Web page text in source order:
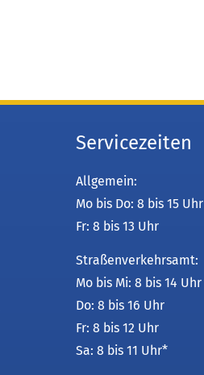
Servicezeiten
Allgemein:
Mo bis Do: 8 bis 15 Uhr
Fr: 8 bis 13 Uhr
Straßenverkehrsamt:
Mo bis Mi: 8 bis 14 Uhr
Do: 8 bis 16 Uhr
Fr: 8 bis 12 Uhr
Sa: 8 bis 11 Uhr*